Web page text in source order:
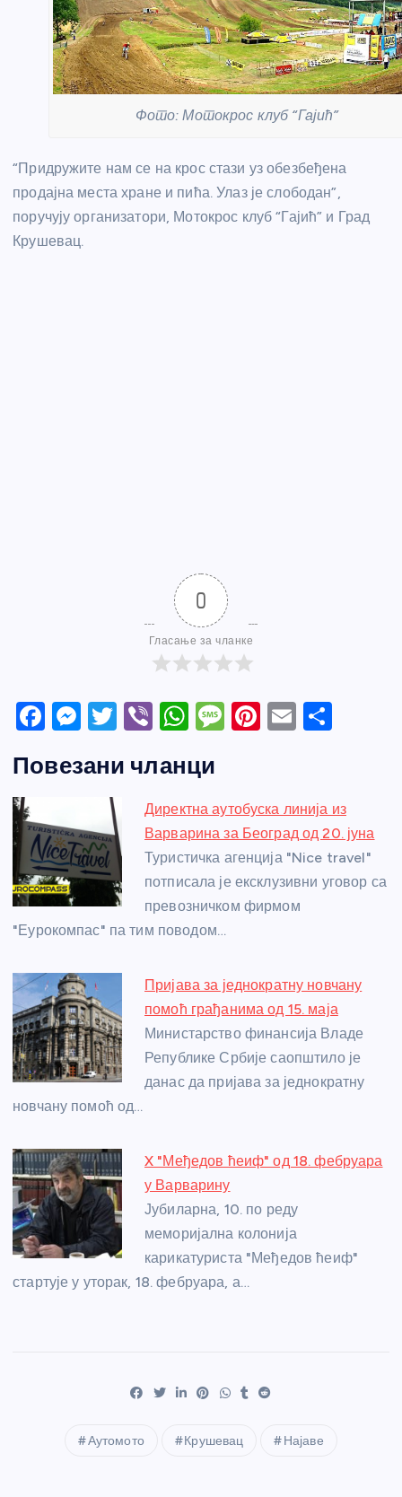
Фото: Мотокрос клуб “Гајић”
“Придружите нам се на крос стази уз обезбеђена
продајна места хране и пића. Улаз је слободан”,
поручују организатори, Мотокрос клуб “Гајић” и Град
Крушевац.
0
Гласање за чланке
F
c
b
o
o
k
M
ss
n
g
er
T
itt
Vi
er
W
at
s
A
p
p
M
a
g
e
Pi
e
st
E
e
Повезани чланци
Директна аутобуска линија из
Варварина за Београд од 20. јуна
Туристичка агенција "Nice travel"
потписала је ексклузивни уговор са
превозничком фирмом
"Еурокомпас" па тим поводом…
Пријава за једнократну новчану
помоћ грађанима од 15. маја
Министарство финансија Владе
Републике Србије саопштило је
данас да пријава за једнократну
новчану помоћ од…
X "Међедов ћеиф" од 18. фебруара
у Варварину
Јубиларна, 10. по реду
меморијална колонија
карикатуриста "Међедов ћеиф"
стартује у уторак, 18. фебруара, а…
Аутомото Крушевац Најаве